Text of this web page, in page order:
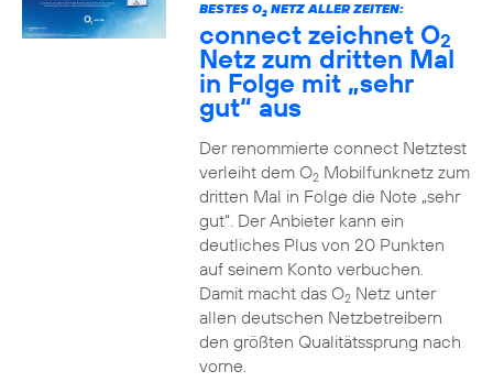
BESTES O2NETZ ALLER ZEITEN:
connect zeichnet O2
Netz zum dritten Mal
in Folge mit „sehr
gut“ aus
Der renommierte connect Netztest
verleiht dem O2Mobilfunknetz zum
dritten Mal in Folge die Note „sehr
gut“. Der Anbieter kann ein
deutliches Plus von 20 Punkten
auf seinem Konto verbuchen.
Damit macht das O2Netz unter
allen deutschen Netzbetreibern
den größten Qualitätssprung nach
vorne.